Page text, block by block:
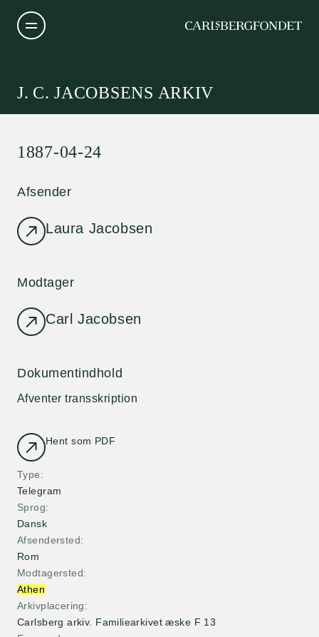
J. C. JACOBSENS ARKIV
Hent som PDF
Type
Telegram
Sprog
Dansk
Afsendersted
Rom
Modtagersted
Athen
Arkivplacering
Carlsberg arkiv. Familiearkivet æske F 13
1887-04-24
Afsender
Laura Jacobsen
Modtager
Carl Jacobsen
Dokumentindhold
Afventer transskription